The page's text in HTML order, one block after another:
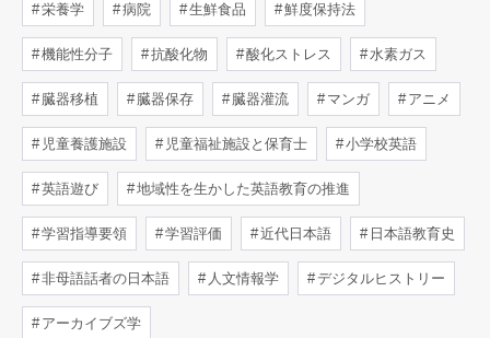
栄養学 病院 生鮮食品 鮮度保持法
機能性分子 抗酸化物 酸化ストレス 水素ガス
臓器移植 臓器保存 臓器灌流 マンガ アニメ
児童養護施設 児童福祉施設と保育士 小学校英語
英語遊び 地域性を生かした英語教育の推進
学習指導要領 学習評価 近代日本語 日本語教育史
非母語話者の日本語 人文情報学 デジタルヒストリー
アーカイブズ学